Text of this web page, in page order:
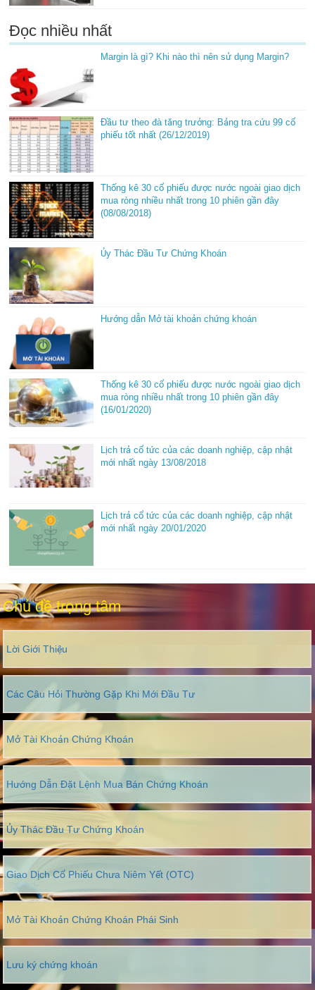
Đọc nhiều nhất
Margin là gì? Khi nào thì nên sử dụng Margin?
Đầu tư theo đà tăng trưởng: Bảng tra cứu 99 cổ
phiếu tốt nhất (26/12/2019)
Thống kê 30 cổ phiếu được nước ngoài giao dịch
mua ròng nhiều nhất trong 10 phiên gần đây
(08/08/2018)
Ủy Thác Đầu Tư Chứng Khoán
Hướng dẫn Mở tài khoản chứng khoán
Thống kê 30 cổ phiếu được nước ngoài giao dịch
mua ròng nhiều nhất trong 10 phiên gần đây
(16/01/2020)
Lịch trả cổ tức của các doanh nghiệp, cập nhật
mới nhất ngày 13/08/2018
Lịch trả cổ tức của các doanh nghiệp, cập nhật
mới nhất ngày 20/01/2020
Chủ đề trọng tâm
Lời Giới Thiệu
Các Câu Hỏi Thường Gặp Khi Mới Đầu Tư
Mở Tài Khoản Chứng Khoán
Hướng Dẫn Đặt Lệnh Mua Bán Chứng Khoán
Ủy Thác Đầu Tư Chứng Khoán
Giao Dịch Cổ Phiếu Chưa Niêm Yết (OTC)
Mở Tài Khoản Chứng Khoán Phái Sinh
Lưu ký chứng khoán